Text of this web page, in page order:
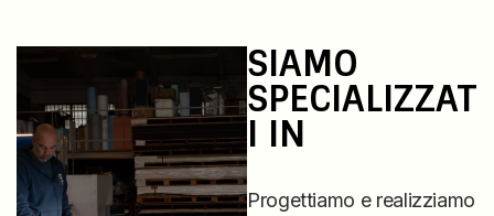
SIAMO
SPECIALIZZAT
I IN
Progettiamo e realizziamo